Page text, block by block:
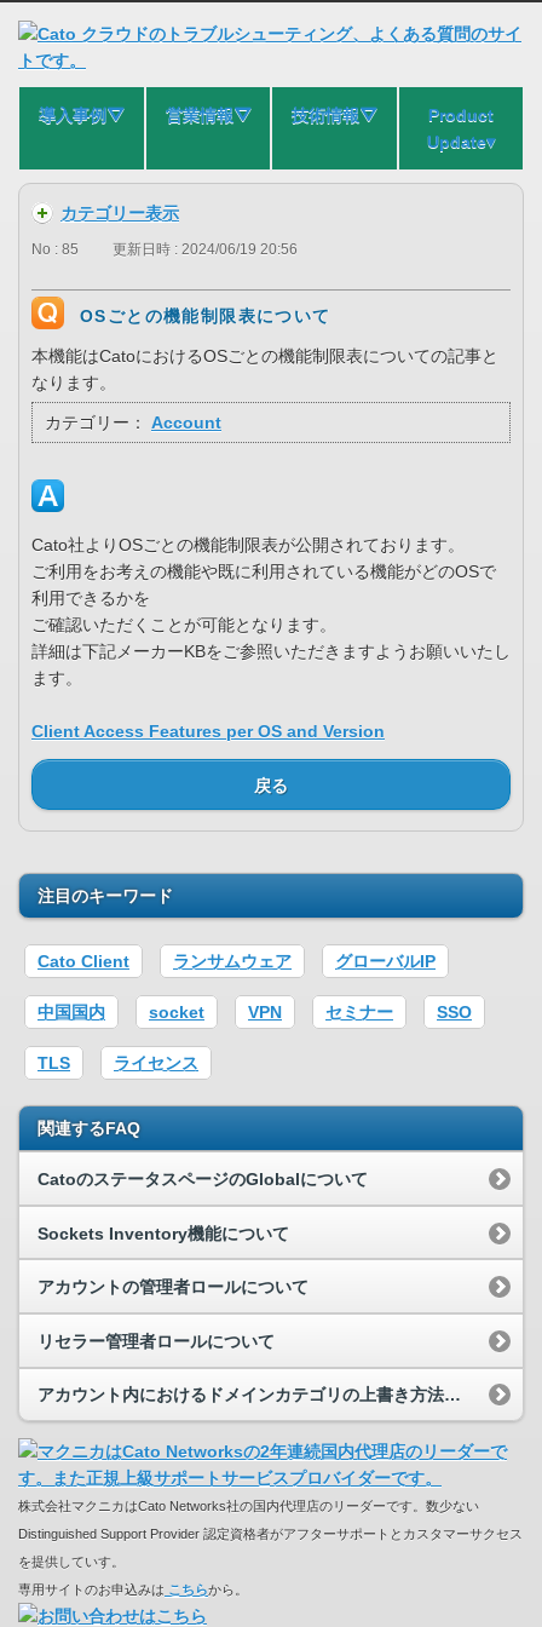
導入事例⛛ 営業情報⛛ 技術情報⛛
Product
Update▾
カテゴリー表示
No : 85 更新日時 : 2024/06/19 20:56
OSごとの機能制限表について
本機能はCatoにおけるOSごとの機能制限表についての記事と
なります。
カテゴリー： Account
Cato社よりOSごとの機能制限表が公開されております。
ご利用をお考えの機能や既に利用されている機能がどのOSで
利用できるかを
ご確認いただくことが可能となります。
詳細は下記メーカーKBをご参照いただきますようお願いいたし
ます。
Client Access Features per OS and Version
戻る
注目のキーワード
Cato Client ランサムウェア グローバルIP
中国国内 socket VPN セミナー SSO
TLS ライセンス
関連するFAQ
CatoのステータスページのGlobalについて
Sockets Inventory機能について
アカウントの管理者ロールについて
リセラー管理者ロールについて
アカウント内におけるドメインカテゴリの上書き方法について
株式会社マクニカはCato Networks社の国内代理店のリーダーです。数少ない
Distinguished Support Provider 認定資格者がアフターサポートとカスタマーサクセス
を提供していす。
専用サイトのお申込みは こちらから。